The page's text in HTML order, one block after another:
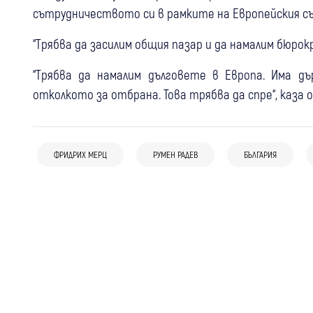
сътрудничеството си в рамките на Европейския
“Трябва да засилим общия пазар и да намалим
“Трябва да намалим дълговете в Европа. Има
отколкото за отбрана. Това трябва да спре“,
ФРИДРИХ МЕРЦ РУМЕН РАДЕВ БЪЛГАРИЯ
МВнР към Северна Македония: Ива
необходимото лечение
предадоха находището “Хан Тервел“ на
антисемитски инцидент, случаят не